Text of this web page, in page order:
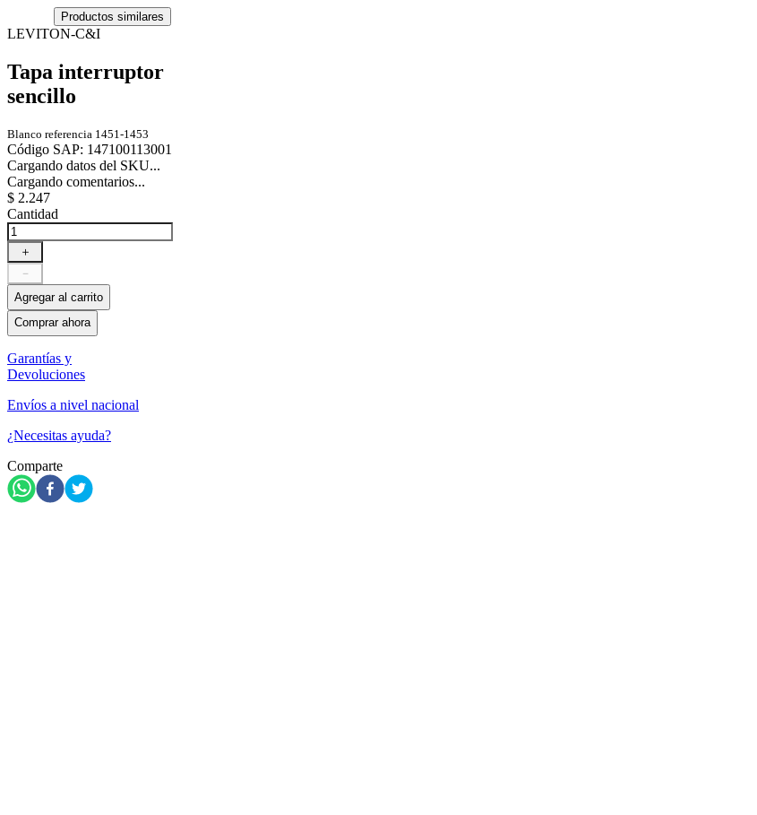
Productos similares
LEVITON-C&I
Tapa interruptor
sencillo
Blanco referencia 1451-1453
Código SAP: 147100113001
Cargando datos del SKU...
Cargando comentarios...
$ 2.247
Cantidad
＋
－
Agregar al carrito
Comprar ahora
Garantías y
Devoluciones
Envíos a nivel nacional
¿Necesitas ayuda?
Comparte